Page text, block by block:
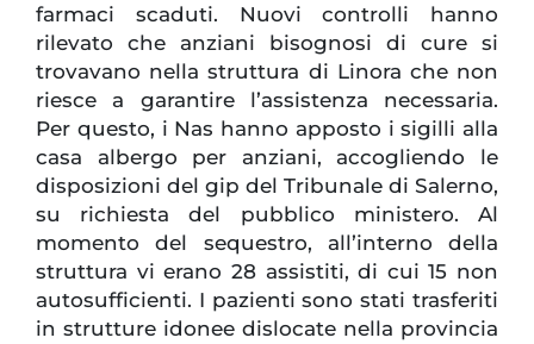
farmaci scaduti. Nuovi controlli hanno
rilevato che anziani bisognosi di cure si
trovavano nella struttura di Linora che non
riesce a garantire l’assistenza necessaria.
Per questo, i Nas hanno apposto i sigilli alla
casa albergo per anziani, accogliendo le
disposizioni del gip del Tribunale di Salerno,
su richiesta del pubblico ministero. Al
momento del sequestro, all’interno della
struttura vi erano 28 assistiti, di cui 15 non
autosufficienti. I pazienti sono stati trasferiti
in strutture idonee dislocate nella provincia